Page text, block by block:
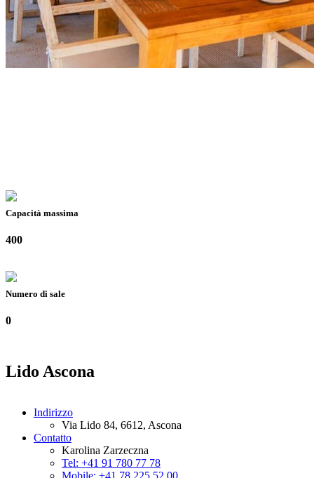
Capacità massima
400
Numero di sale
0
Lido Ascona
Indirizzo
Via Lido 84, 6612, Ascona
Contatto
Karolina Zarzeczna
Tel: +41 91 780 77 78
Mobile: +41 78 225 52 00